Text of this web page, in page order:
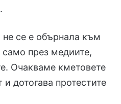
се е обърнала към
само през медиите,
Очакваме кметовете
дотогава протестите